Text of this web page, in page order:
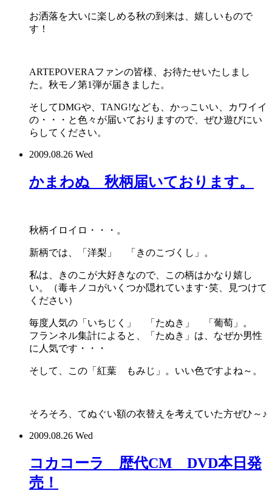
お洒落を大いに楽しめる秋の到来は、嬉しいもので
す！
ARTEPOVERAファンの皆様、お待たせいたしまし
た。秋モノ第1弾が届きました。
そしてDMGや、TANG!なども、かっこいい、カワイイ
の・・・と色々が届いておりますので、ぜひ遊びにい
らしてください。
2009.08.26 Wed
かまわぬ 秋柄届いております。
秋柄イロイロ・・・。
新柄では、「洋梨」 「きのこづくし」。
私は、きのこが大好きなので、この柄はかなり嬉し
い。（毒キノコがいくつか隠れています･笑、見つけて
ください）
毎度人気の「いちじく」 「たぬき」 「葡萄」。
フランネル集計によると、「たぬき」は、なぜか男性
に人気です・・・
そして、この「紅葉 もみじ」。いい色ですよね～。
そろそろ、てぬぐい額の衣替えを考えていた方ぜひ～♪
2009.08.26 Wed
コカコーラ 歴代CM DVD本日発
売！